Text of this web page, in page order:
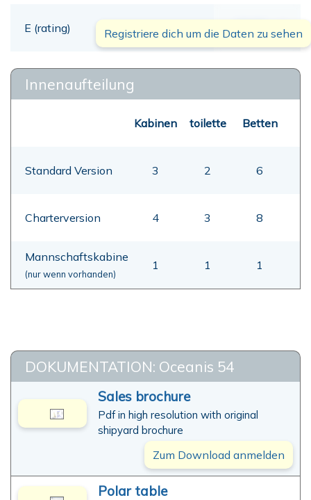
E (rating) 00,00 mt
Registriere dich um die Daten zu sehen
Innenaufteilung
Kabinen toilette Betten
Standard Version 3 2 6
Charterversion 4 3 8
Mannschaftskabine
(nur wenn vorhanden)
1 1 1
DOKUMENTATION: Oceanis 54
Sales brochure
Pdf in high resolution with original
shipyard brochure
Zum Download anmelden
Polar table